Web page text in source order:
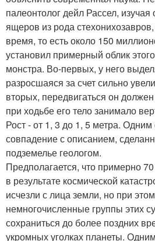
палеонтолог дейл Рассел,
ящеров из рода
время, то есть около 150
установил примерный облик этого
монстра. Во-первых, у него
разросшаяся за счет сильно
вторых, передвигаться он
при ходьбе его тело занимало
Рост - от 1, 3 до 1, 5 метра.
совпадение с описанием,
подземелье геологом.
Предполагается, что примерно
в результате космической
исчезли с лица земли, но при
немногочисленные группы этих
сохраниться до более поздних
укромных уголках планеты.